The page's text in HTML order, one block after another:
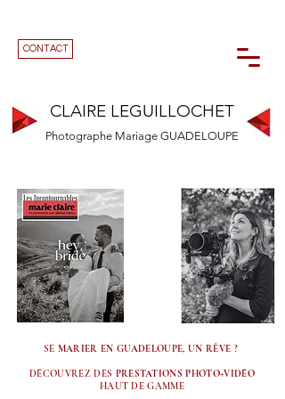
CLAIRE LEGUILLOCHET
Photographe Mariage GUADELOUPE
CONTACT
SE MARIER EN GUADELOUPE, UN RÊVE ?
DÉCOUVREZ DES PRESTATIONS PHOTO+VIDÉO
HAUT DE GAMME